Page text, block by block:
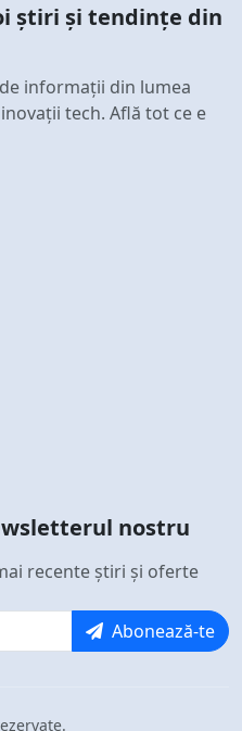
știri și tendințe din
informații din lumea
tech. Află tot ce e
nostru
recente știri și oferte
Abonează-te